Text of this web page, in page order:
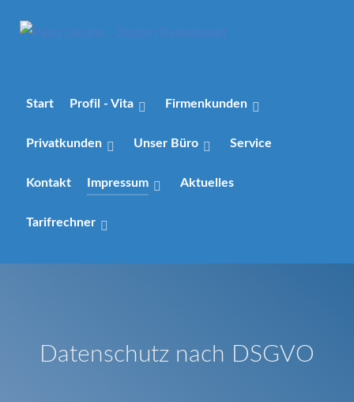
Start Profil - Vita Firmenkunden
Privatkunden Unser Büro Service
Kontakt Impressum Aktuelles
Tarifrechner
Datenschutz nach DSGVO